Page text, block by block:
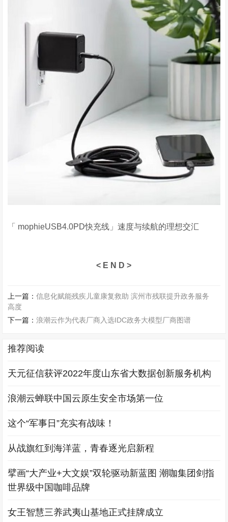
「 mophieUSB4.0PD快充线」速度与续航的理想交汇
< E N D >
上一篇：信息化赋能残疾儿童康复救助 滨州市残联提升政务服务
高度
下一篇：浪潮云作为代表厂商入选IDC政务大模型厂商图谱
推荐阅读
天元征信获评2022年度山东省大数据创新服务机构
浪潮云蝉联中国云原生安全市场第一位
这个“军事日”充实有战味！
从战旗红到海洋蓝，青春逐光启新程
擘画“大产业+大文娱”双轮驱动新蓝图 潮咖集团剑指
世界级中国咖啡品牌
女王智慧三养武夷山基地正式挂牌成立